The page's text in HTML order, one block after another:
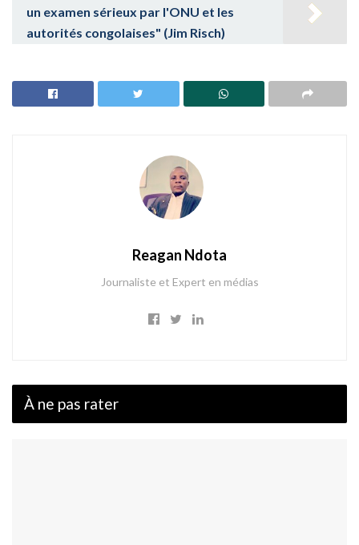
un examen sérieux par l'ONU et les
autorités congolaises" (Jim Risch)
Reagan Ndota
Journaliste et Expert en médias
À ne pas rater